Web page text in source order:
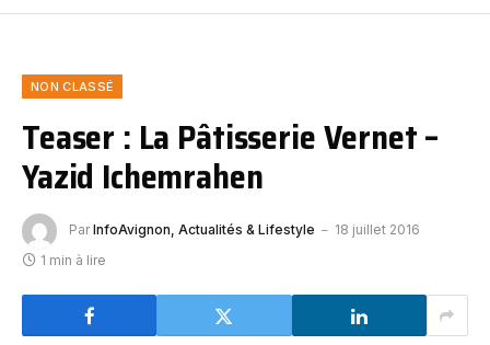
NON CLASSÉ
Teaser : La Pâtisserie Vernet –
Yazid Ichemrahen
Par InfoAvignon, Actualités & Lifestyle
18 juillet 2016
1 min à lire